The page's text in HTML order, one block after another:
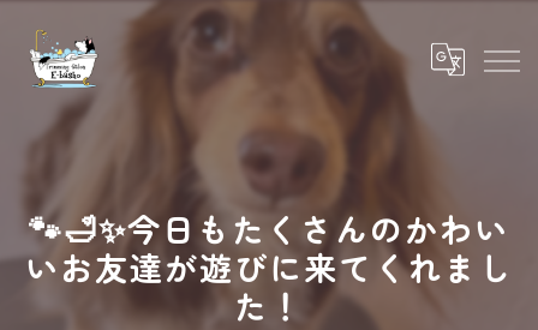
🐾🛁✨今日もたくさんのかわい
いお友達が遊びに来てくれまし
た！